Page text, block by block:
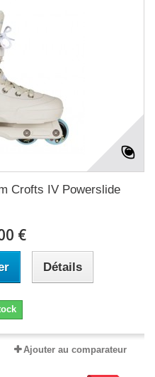
Crofts IV Powerslide
€
Détails
Ajouter au comparateur